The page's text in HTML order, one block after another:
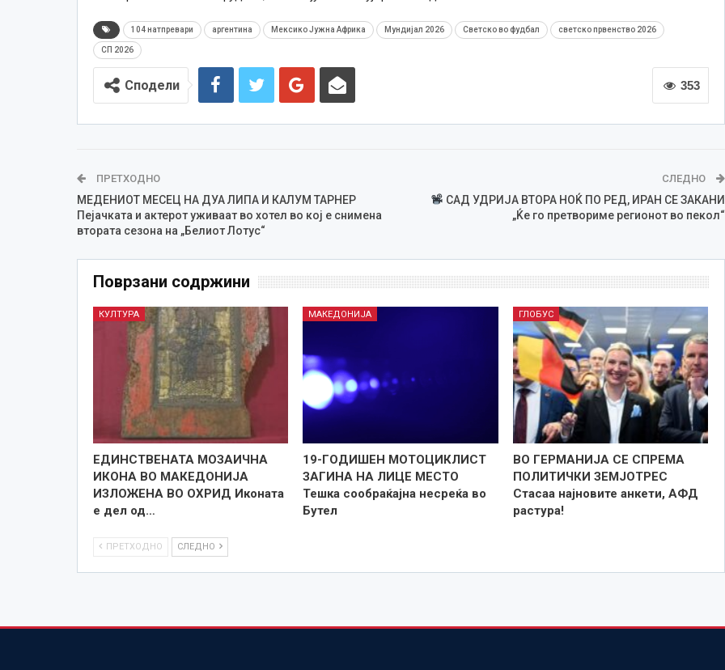
104 натпревари аргентина Мексико Јужна Африка Мундијал 2026 Светско во фудбал светско првенство 2026
СП 2026
353
Сподели
ПРЕТХОДНО
МЕДЕНИОТ МЕСЕЦ НА ДУА ЛИПА И КАЛУМ ТАРНЕР
Пејачката и актерот уживаат во хотел во кој е снимена
втората сезона на „Белиот Лотус“
СЛЕДНО
САД УДРИЈА ВТОРА НОЌ ПО РЕД, ИРАН СЕ ЗАКАНИ
„Ќе го претвориме регионот во пекол“
Поврзани содржини
КУЛТУРА
ЕДИНСТВЕНАТА МОЗАИЧНА
ИКОНА ВО МАКЕДОНИЈА
ИЗЛОЖЕНА ВО ОХРИД Иконата
е дел од…
МАКЕДОНИЈА
19-ГОДИШЕН МОТОЦИКЛИСТ
ЗАГИНА НА ЛИЦЕ МЕСТО
Тешка сообраќајна несреќа во
Бутел
ГЛОБУС
ВО ГЕРМАНИЈА СЕ СПРЕМА
ПОЛИТИЧКИ ЗЕМЈОТРЕС
Стасаа најновите анкети, АФД
растура!
ПРЕТХОДНО СЛЕДНО